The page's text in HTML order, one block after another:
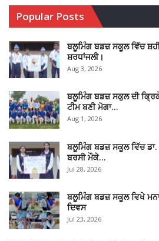
Popular Posts
ਬਲੂਮਿੰਗ ਬਡਜ਼ ਸਕੂਲ ਵਿੱਚ
ਸ਼ਰਧਾਂਜਲੀ।
Aug 3, 2026
ਬਲੂਮਿੰਗ ਬਡਜ਼ ਸਕੁਲ ਦੀ
ਟੀਮ ਬਣੀ ਮੋਗਾ…
Aug 1, 2026
ਬਲੂਮਿੰਗ ਬਡਜ਼ ਸਕੂਲ ਵਿੱਚ
ਬਰਸੀ ਮੌਕੇ…
Jul 28, 2026
ਬਲੂਮਿੰਗ ਬਡਜ਼ ਸਕੂਲ ਵਿਖੇ
ਦਿਵਸ
Jul 23, 2026